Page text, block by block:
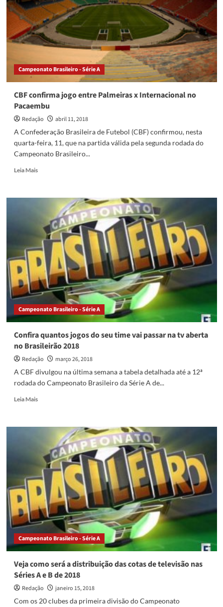
em
cima
da
Chape
Campeonato Brasileiro - Série A
CBF confirma jogo entre Palmeiras x Internacional no
Pacaembu
Redação
abril 11, 2018
A Confederação Brasileira de Futebol (CBF) confirmou, nesta
quarta-feira, 11, que na partida válida pela segunda rodada do
Campeonato Brasileiro...
Leia MaisRead
CBF
confirma
entre
Palmeiras
Internacional
no
Pacaembu
Campeonato Brasileiro - Série A
Confira quantos jogos do seu time vai passar na tv aberta
no Brasileirão 2018
Redação
março 26, 2018
A CBF divulgou na última semana a tabela detalhada até a 12ª
rodada do Campeonato Brasileiro da Série A de...
Leia MaisRead
Confira
do
seu
time
vai
passar
na
tv
aberta
Brasileirão
Campeonato Brasileiro - Série A
Veja como será a distribuição das cotas de televisão nas
Séries A e B de 2018
Redação
janeiro 15, 2018
Com os 20 clubes da primeira divisão do Campeonato